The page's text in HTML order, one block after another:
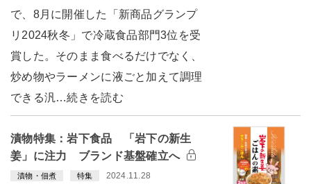
で、8月に開催した「新商品グランプ
リ2024秋冬」で冷蔵食品部門3位を受
賞した。そのまま食べるだけでなく、
炒め物やラーメンに液ごと加えて調理
できる汎…続きを読む
漬物特集：岩下食品 「岩下の新生
姜」に注力 ブランド基盤確立へ
漬物・佃煮 特集 2024.11.28